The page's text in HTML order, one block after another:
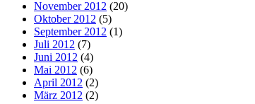
November 2012 (20)
Oktober 2012 (5)
September 2012 (1)
Juli 2012 (7)
Juni 2012 (4)
Mai 2012 (6)
April 2012 (2)
März 2012 (2)